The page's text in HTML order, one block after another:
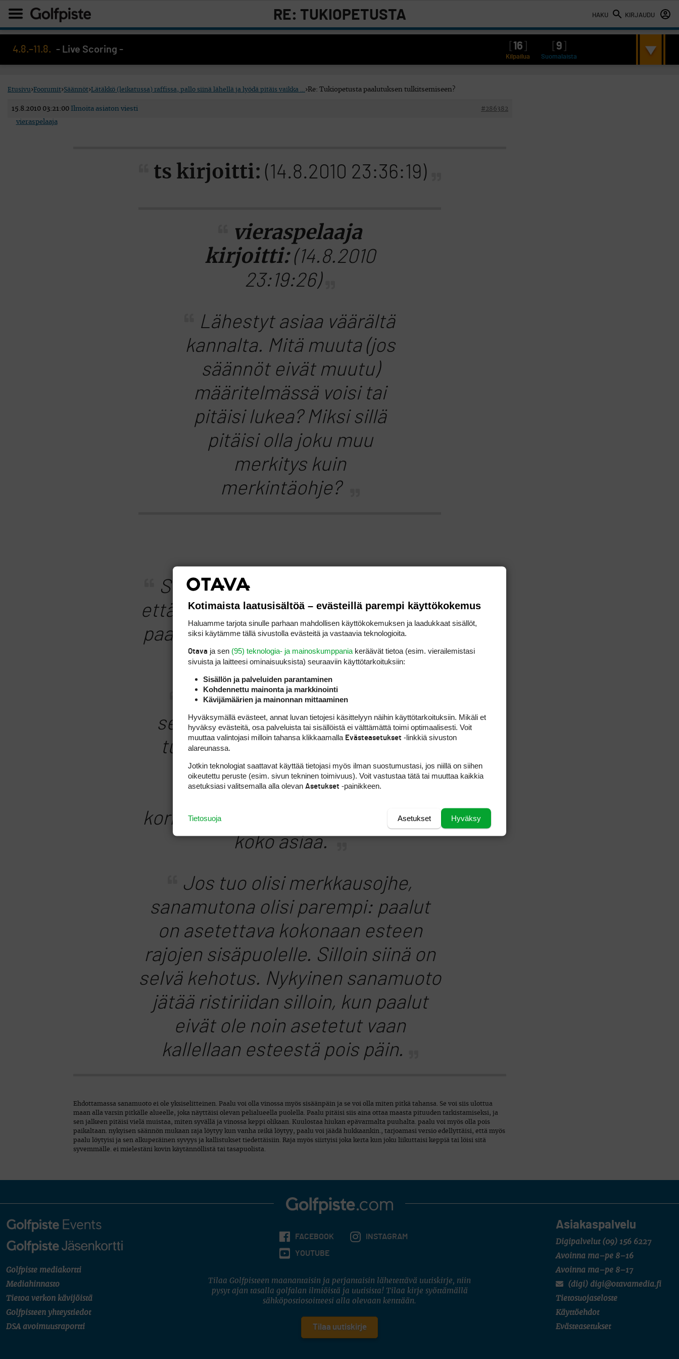
HAKU KIRJAUDU
RE: TUKIOPETUSTA
PAALUTUKSEN
4.8.–11.8. - Live Scoring - 16 9
Kilpailua Suomalaista
Etusivu›Foorumit›Säännöt›Lätäkkö (leikatussa) raffissa, pallo siinä lähellä ja lyödä pitäis vaikka … ›Re: Tukiopetusta paalutuksen tulkitsemiseen?
15.8.2010 03:21:00 #286382
Ilmoita asiaton viesti
vieraspelaaja
ts kirjoitti: (14.8.2010 23:36:19)
vieraspelaaja
kirjoitti:(14.8.2010
23:19:26)
Lähestyt asiaa väärältä
kannalta. Mitä muuta (jos
säännöt eivät muutu)
määritelmässä voisi tai
pitäisi lukea? Miksi sillä
pitäisi olla joku muu
merkitys kuin
merkintäohje?
Siinä voisi lukea yksinkertaisesti,
että raja kulkee maanpinnan tasolla
paaljuen pelialueen puoleisimmasa
reunassa.
Mä luulen että tääsä on nyt
sellainen ero, että sinä ajattelet
tuota vaakasuuntaista osuutta
paalussa ja me KL:n kanssa
huomioimme myös
korkeussuunnan ja siksi pohdimme
koko asiaa.
Jos tuo olisi merkkausojhe,
sanamutona olisi parempi: paalut
on asetettava kokonaan esteen
rajojen sisäpuolelle. Silloin siinä on
selvä kehotus. Nykyinen sanamuoto
jätää ristiriidan silloin, kun paalut
eivät ole noin asetetut vaan
kallellaan esteestä pois päin.
Ehdottamassa sanamuoto ei ole yksiselitteinen. Paalu voi olla vinossa myös sisäänpäin ja se voi olla miten pitkä tahansa. Se voi siis ulottua
maan alla varsin pitkälle alueelle, joka näyttäisi olevan pelialueella puolella. Paalu pitäisi siis aina ottaa maasta pituuden tarkistamiseksi, ja
sen jalkeen pitäisi vielä muistaa, miten syvällä ja vinossa keppi olikaan. Kuulostaa hiukan epävarmalta puuhalta. paalu voi myös olla pois
paikaltaan. nykyisen säännön mukaan raja löytyy kun vanha reikä löytyy, paalu voi jäädä hukkaankin., tarjoamasi versio edellyttäisi, että myös
paalu löytyisi ja sen alkuperäinen syvyys ja kallistukset tiedettäisiin. Raja myös siirtyisi joka kerta kun joku liikuttaisi keppiä tai löisi sitä
syvemmälle. ei mielestäni kovin käytännöllistä tai tasapuolista.
Golfpiste mediakortti
Mediahinnasto
Tietoa verkon kävijöistä
Golfpisteen yhteystiedot
DSA avoimuusraportti
Asiakaspalvelu
Digipalvelut (09) 156 6227
Avoinna ma–pe 8–16
Avoinna ma–pe 8–17
(digi) digi@otavamedia.fi
Tietosuojaseloste
Käyttöehdot
Evästeasetukset
FACEBOOK INSTAGRAM
YOUTUBE
Tilaa Golfpisteen maanantaisin ja perjantaisin lähetettävä uutiskirje, niin
pysyt ajan tasalla golfalan ilmiöistä ja uutisista! Tilaa kirje syöttämällä
sähköpostiosoitteesi alla olevaan kenttään.
Tilaa uutiskirje
Kotimaista laatusisältöä – evästeillä parempi käyttökokemus
Haluamme tarjota sinulle parhaan mahdollisen käyttökokemuksen ja laadukkaat sisällöt,
siksi käytämme tällä sivustolla evästeitä ja vastaavia teknologioita.
Otava ja sen (95) teknologia- ja mainoskumppania keräävät tietoa (esim. vierailemis­tasi
sivuista ja laitteesi ominaisuuk­sista) seuraaviin käyttötarkoituksiin:
Sisällön ja palveluiden parantaminen
Kohdennettu mainonta ja markkinointi
Kävijämäärien ja mainonnan mittaaminen
Hyväksymällä evästeet, annat luvan tietojesi käsittelyyn näihin käyttötarkoituksiin. Mikäli et
hyväksy evästeitä, osa palveluista tai sisällöistä ei välttämättä toimi optimaalisesti. Voit
muuttaa valintojasi milloin tahansa klikkaamalla Evästeasetukset -linkkiä sivuston
alareunassa.
Jotkin teknologiat saattavat käyttää tietojasi myös ilman suostumustasi, jos niillä on siihen
oikeutettu peruste (esim. sivun tekninen toimivuus). Voit vastustaa tätä tai muuttaa kaikkia
asetuksiasi valitsemalla alla olevan Asetukset -painikkeen.
Hyväksy
Asetukset
Tietosuoja